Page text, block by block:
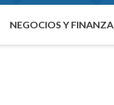
NEGOCIOS Y